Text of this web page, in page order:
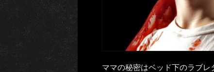
ママの秘密はベッド下のラブ